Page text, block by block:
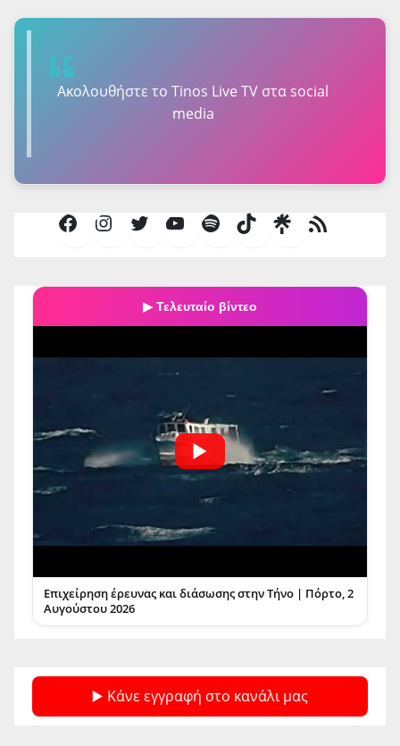
Ακολουθήστε τo Tinos Live TV στα social
media
FacebookInstagramTwitterYouTubeSpotifyTikTok
Τροφοδοσία
▶ Τελευταίο βίντεο
Επιχείρηση έρευνας και διάσωσης στην Τήνο | Πόρτο, 2
Αυγούστου 2026
▶️ Κάνε εγγραφή στο κανάλι μας